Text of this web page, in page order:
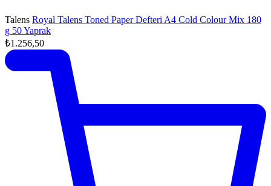
Talens Royal Talens Toned Paper Defteri A4 Cold Colour Mix 180
g 50 Yaprak
₺1.256,50